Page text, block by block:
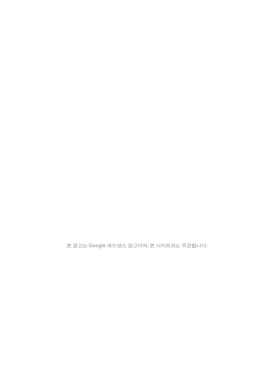
본 광고는 Google 애드센스 광고이며, 본 사이트와는 무관합니다.